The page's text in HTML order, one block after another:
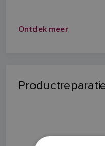
Ontdek meer